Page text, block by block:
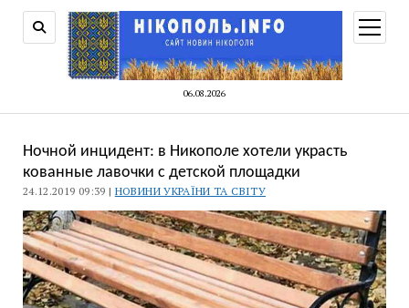
06.08.2026
меню
Ночной инцидент: в Никополе хотели украсть
кованные лавочки с детской площадки
24.12.2019 09:39 | НОВИНИ УКРАЇНИ ТА СВІТУ